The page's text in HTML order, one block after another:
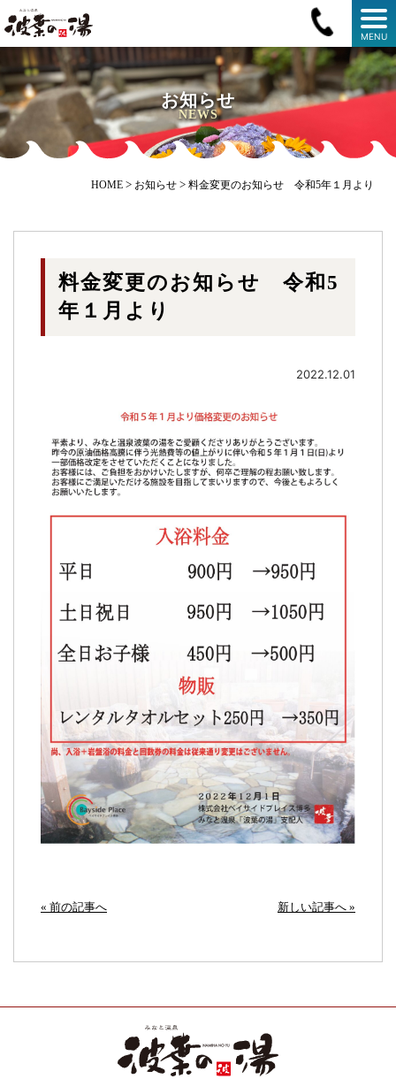
MENU
お知らせ
NEWS
HOME > お知らせ > 料金変更のお知らせ 令和5年１月より
料金変更のお知らせ 令和5
年１月より
2022.12.01
« 前の記事へ 新しい記事へ »